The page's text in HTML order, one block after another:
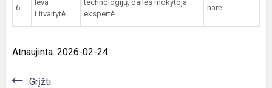
6.
Ieva
Litvaitytė
technologijų, dailės mokytoja
ekspertė
narė
Atnaujinta: 2026-02-24
Grįžti